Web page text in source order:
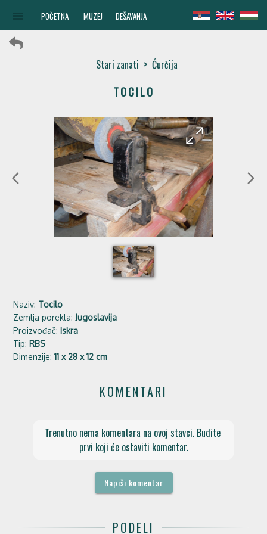
POČETNA MUZEJ DEŠAVANJA
Stari zanati > Ćurčija
TOCILO
arrow_back_ios
arrow_back
arrow_forward
arrow_forward_ios
Naziv: Tocilo
Zemlja porekla: Jugoslavija
Proizvođač: Iskra
Tip: RBS
Dimenzije:11 x 28 x 12 cm
KOMENTARI
Trenutno nema komentara na ovoj stavci. Budite
prvi koji će ostaviti komentar.
Napiši komentar
PODELI